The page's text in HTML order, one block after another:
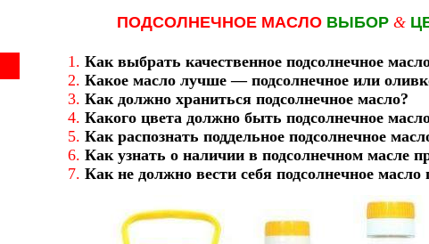
ПОДСОЛНЕЧНОЕ МАСЛО ВЫБОР &
1. Как выбрать качественное подсолнечное
2. Какое масло лучше — подсолнечное или
3. Как должно храниться подсолнечное масло?
4. Какого цвета должно быть подсолнечное
5. Как распознать поддельное подсолнечное
6. Как узнать о наличии в подсолнечном масле
7. Как не должно вести себя подсолнечное